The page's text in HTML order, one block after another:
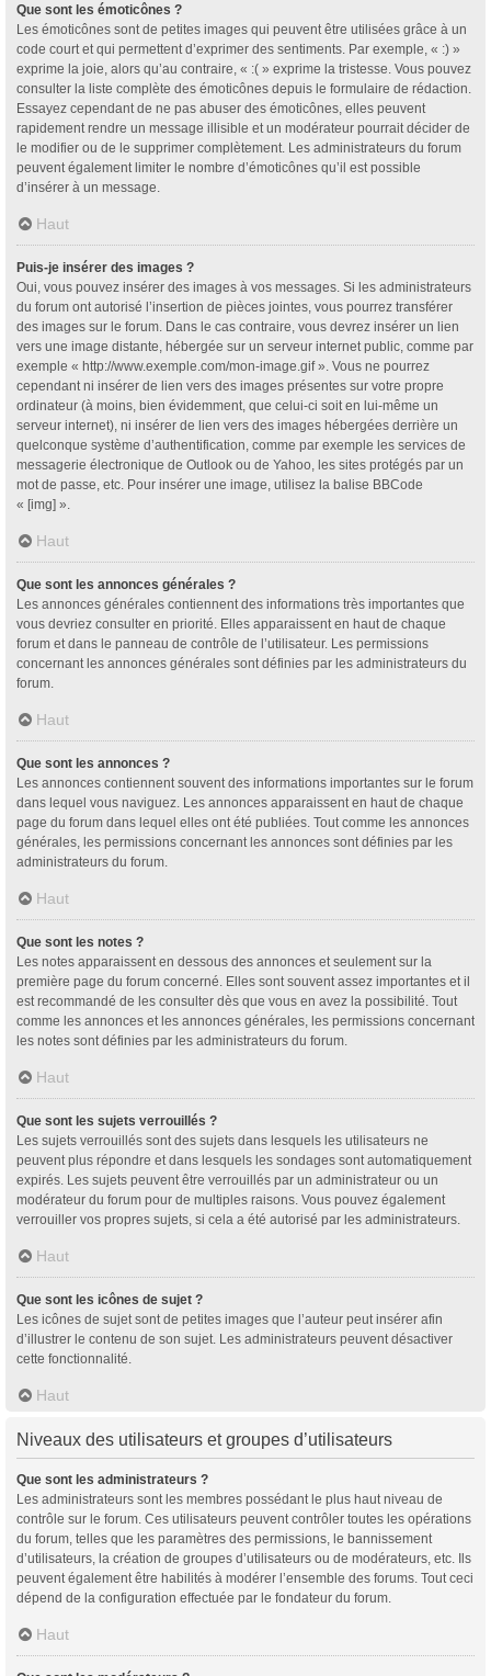
Que sont les émoticônes ?
Les émoticônes sont de petites images qui peuvent être utilisées grâce à un
code court et qui permettent d’exprimer des sentiments. Par exemple, « :) »
exprime la joie, alors qu’au contraire, « :( » exprime la tristesse. Vous pouvez
consulter la liste complète des émoticônes depuis le formulaire de rédaction.
Essayez cependant de ne pas abuser des émoticônes, elles peuvent
rapidement rendre un message illisible et un modérateur pourrait décider de
le modifier ou de le supprimer complètement. Les administrateurs du forum
peuvent également limiter le nombre d’émoticônes qu’il est possible
d’insérer à un message.
Haut
Puis-je insérer des images ?
Oui, vous pouvez insérer des images à vos messages. Si les administrateurs
du forum ont autorisé l’insertion de pièces jointes, vous pourrez transférer
des images sur le forum. Dans le cas contraire, vous devrez insérer un lien
vers une image distante, hébergée sur un serveur internet public, comme par
exemple « http://www.exemple.com/mon-image.gif ». Vous ne pourrez
cependant ni insérer de lien vers des images présentes sur votre propre
ordinateur (à moins, bien évidemment, que celui-ci soit en lui-même un
serveur internet), ni insérer de lien vers des images hébergées derrière un
quelconque système d’authentification, comme par exemple les services de
messagerie électronique de Outlook ou de Yahoo, les sites protégés par un
mot de passe, etc. Pour insérer une image, utilisez la balise BBCode
« [img] ».
Haut
Que sont les annonces générales ?
Les annonces générales contiennent des informations très importantes que
vous devriez consulter en priorité. Elles apparaissent en haut de chaque
forum et dans le panneau de contrôle de l’utilisateur. Les permissions
concernant les annonces générales sont définies par les administrateurs du
forum.
Haut
Que sont les annonces ?
Les annonces contiennent souvent des informations importantes sur le forum
dans lequel vous naviguez. Les annonces apparaissent en haut de chaque
page du forum dans lequel elles ont été publiées. Tout comme les annonces
générales, les permissions concernant les annonces sont définies par les
administrateurs du forum.
Haut
Que sont les notes ?
Les notes apparaissent en dessous des annonces et seulement sur la
première page du forum concerné. Elles sont souvent assez importantes et il
est recommandé de les consulter dès que vous en avez la possibilité. Tout
comme les annonces et les annonces générales, les permissions concernant
les notes sont définies par les administrateurs du forum.
Haut
Que sont les sujets verrouillés ?
Les sujets verrouillés sont des sujets dans lesquels les utilisateurs ne
peuvent plus répondre et dans lesquels les sondages sont automatiquement
expirés. Les sujets peuvent être verrouillés par un administrateur ou un
modérateur du forum pour de multiples raisons. Vous pouvez également
verrouiller vos propres sujets, si cela a été autorisé par les administrateurs.
Haut
Que sont les icônes de sujet ?
Les icônes de sujet sont de petites images que l’auteur peut insérer afin
d’illustrer le contenu de son sujet. Les administrateurs peuvent désactiver
cette fonctionnalité.
Haut
Niveaux des utilisateurs et groupes d’utilisateurs
Que sont les administrateurs ?
Les administrateurs sont les membres possédant le plus haut niveau de
contrôle sur le forum. Ces utilisateurs peuvent contrôler toutes les opérations
du forum, telles que les paramètres des permissions, le bannissement
d’utilisateurs, la création de groupes d’utilisateurs ou de modérateurs, etc. Ils
peuvent également être habilités à modérer l’ensemble des forums. Tout ceci
dépend de la configuration effectuée par le fondateur du forum.
Haut